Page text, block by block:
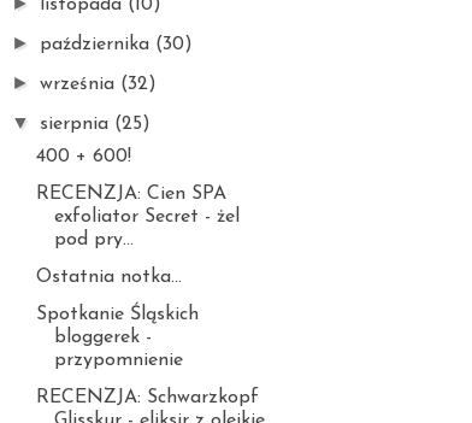
listopada (10)
► października (30)
►września (32)
▼ sierpnia (25)
400 + 600!
RECENZJA: Cien SPA
exfoliator Secret - żel
pod pry...
Ostatnia notka...
Spotkanie Śląskich
bloggerek -
przypomnienie
RECENZJA: Schwarzkopf